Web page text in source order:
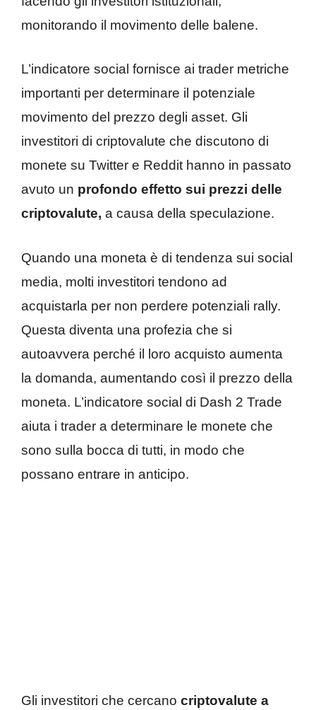
monitorando il movimento delle balene.
L’indicatore social fornisce ai trader metriche
importanti per determinare il potenziale
movimento del prezzo degli asset. Gli
investitori di criptovalute che discutono di
monete su Twitter e Reddit hanno in passato
avuto un profondo effetto sui prezzi delle
criptovalute, a causa della speculazione.
Quando una moneta è di tendenza sui social
media, molti investitori tendono ad
acquistarla per non perdere potenziali rally.
Questa diventa una profezia che si
autoavvera perché il loro acquisto aumenta
la domanda, aumentando così il prezzo della
moneta. L’indicatore social di Dash 2 Trade
aiuta i trader a determinare le monete che
sono sulla bocca di tutti, in modo che
possano entrare in anticipo.
Gli investitori che cercano criptovalute a